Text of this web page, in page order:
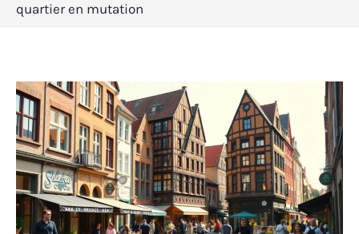
quartier en mutation